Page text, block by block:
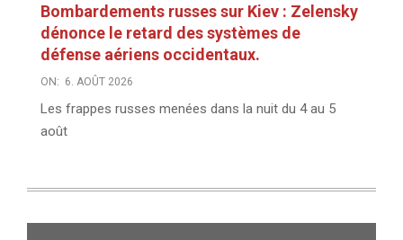
Bombardements russes sur Kiev : Zelensky
dénonce le retard des systèmes de
défense aériens occidentaux.
ON: 6. AOÛT 2026
Les frappes russes menées dans la nuit du 4 au 5
août